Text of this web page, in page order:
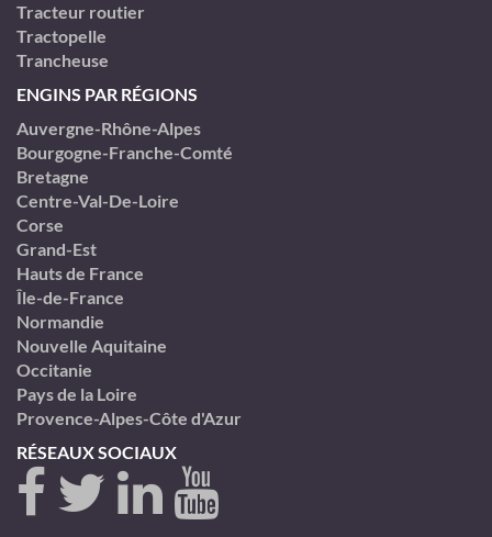
Tracteur routier
Tractopelle
Trancheuse
ENGINS PAR RÉGIONS
Auvergne-Rhône-Alpes
Bourgogne-Franche-Comté
Bretagne
Centre-Val-De-Loire
Corse
Grand-Est
Hauts de France
Île-de-France
Normandie
Nouvelle Aquitaine
Occitanie
Pays de la Loire
Provence-Alpes-Côte d'Azur
RÉSEAUX SOCIAUX